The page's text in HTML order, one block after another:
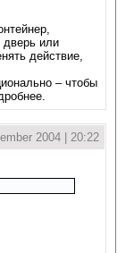
дверь или
действие,
– чтобы
2004 | 20:22